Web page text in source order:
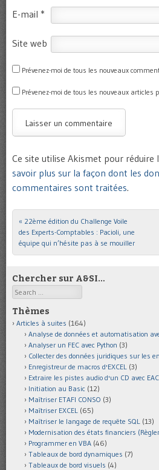
E-mail *
Site web
Prévenez-moi de tous les nouveaux
Prévenez-moi de tous les nouveaux articles
Ce site utilise Akismet pour réduire
savoir plus sur la façon dont les
commentaires sont traitées.
Post navigation
« 22ème édition du Challenge Voile
des Experts-Comptables : Pacioli, une
équipe qui n’hésite pas à se mouiller
Chercher sur A&SI…
Search
Thèmes
Articles à suites (164)
Analyse de données et automatisation
Analyser un FEC avec Python (3)
Collecter des données juridiques sur les
Enregistreur de macros d'EXCEL (3)
Extraire les pistes audio d'un CD avec EAC
Initiation au Basic (12)
Maîtriser ETAFI CONSO (3)
Maîtriser EXCEL (65)
Maîtriser le langage de requête SQL (13)
Modernisation des états financiers
Programmer en VBA (46)
Tableaux de bord dynamiques (7)
Tableaux de bord visuels (4)